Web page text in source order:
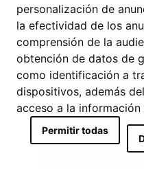
personalización de
la efectividad de los
comprensión de la
obtención de datos de
como identificación a
dispositivos, además
acceso a la
Permitir todas